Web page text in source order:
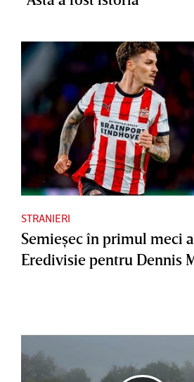
STRANIERI
Semieşec în primul meci
Eredivisie pentru Dennis